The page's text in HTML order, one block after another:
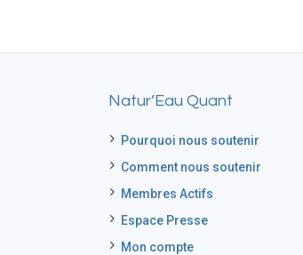
Natur’Eau Quant
Pourquoi nous soutenir
Comment nous soutenir
Membres Actifs
Espace Presse
Mon compte